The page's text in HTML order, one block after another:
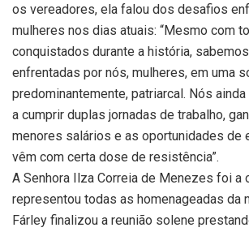
os vereadores, ela falou dos desafios
mulheres nos dias atuais: “Mesmo com
conquistados durante a história,
enfrentadas por nós, mulheres, em uma
predominantemente, patriarcal. Nós
a cumprir duplas jornadas de trabalho,
menores salários e as oportunidades de
vêm com certa dose de resistência”.
A Senhora Ilza Correia de Menezes foi a
representou todas as homenageadas da
Fárley finalizou a reunião solene